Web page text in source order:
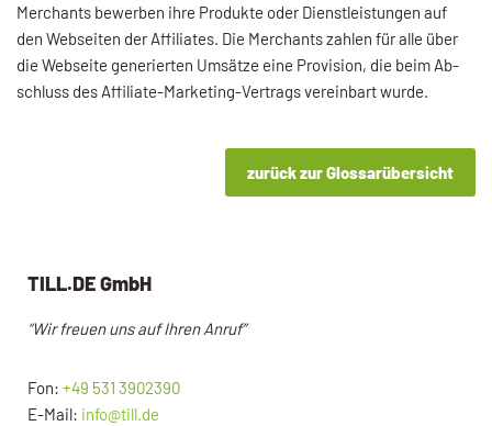
Merchants bewer­ben ihre Produkte oder Dienstleistungen auf
den Websei­ten der Affiliates. Die Merchants zahlen für alle über
die Webseite generierten Umsätze eine Provision, die beim Ab­
schluss des Affiliate-Marketing-Vertrags vereinbart wurde.
zurück zur Glossarübersicht
TILL.DE GmbH
“Wir freuen uns auf Ihren Anruf”
Fon: +49 531 3902390
E-Mail: info@till.de